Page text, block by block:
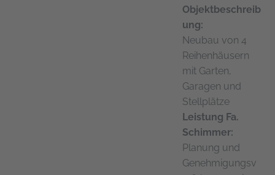
Objektbeschreib
ung:
Neubau von 4
Reihenhäusern
mit Garten,
Garagen und
Stellplätze
Leistung Fa.
Schimmer:
Planung und
Genehmigungsv